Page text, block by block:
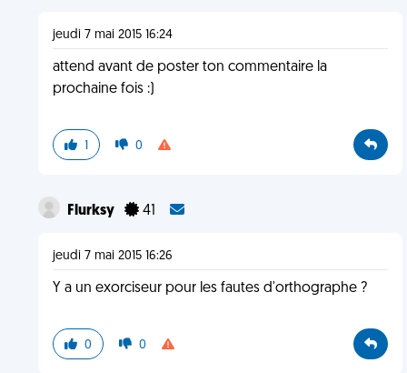
jeudi 7 mai 2015 16:24
attend avant de poster ton commentaire la
prochaine fois :)
1 0
Flurksy 41
jeudi 7 mai 2015 16:26
Y a un exorciseur pour les fautes d'orthographe ?
0 0